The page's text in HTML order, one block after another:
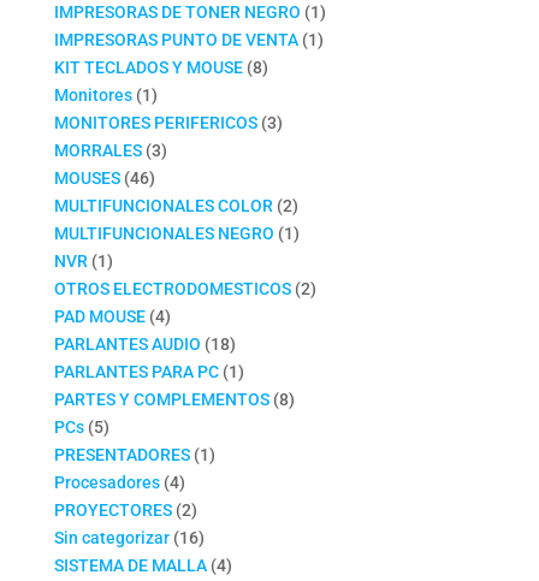
productos
IMPRESORAS DE TONER NEGRO 11
producto
IMPRESORAS PUNTO DE VENTA 11
KIT TECLADOS Y MOUSE 88
Monitores 11
producto
MONITORES PERIFERICOS 33
MORRALES 33
MOUSES 4646
productos
MULTIFUNCIONALES COLOR 22
productos
MULTIFUNCIONALES NEGRO 11
NVR 11
producto
OTROS ELECTRODOMESTICOS 22
PAD MOUSE 44
productos
PARLANTES AUDIO 1818
productos
PARLANTES PARA PC 11
producto
PARTES Y COMPLEMENTOS 88
PCs 55
productos
PRESENTADORES 11
Procesadores 44
productos
PROYECTORES 22
productos
Sin categorizar 1616
productos
SISTEMA DE MALLA 44